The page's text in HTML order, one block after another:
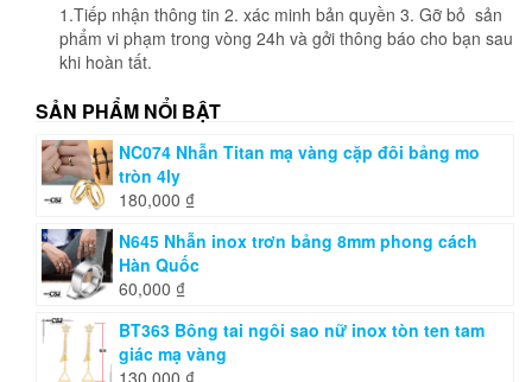
1.Tiếp nhận thông tin 2. xác minh bản quyền 3. Gỡ bỏ sản
phẩm vi phạm trong vòng 24h và gởi thông báo cho bạn sau
khi hoàn tất.
SẢN PHẨM NỔI BẬT
NC074 Nhẫn Titan mạ vàng cặp đôi bảng mo
tròn 4ly
180,000 ₫
N645 Nhẫn inox trơn bảng 8mm phong cách
Hàn Quốc
60,000 ₫
BT363 Bông tai ngôi sao nữ inox tòn ten tam
giác mạ vàng
130,000 ₫